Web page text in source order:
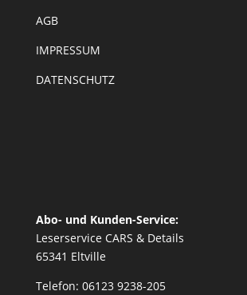
AGB
IMPRESSUM
DATENSCHUTZ
Abo- und Kunden-Service:
Leserservice CARS & Details
65341 Eltville
Telefon: 06123 9238-205